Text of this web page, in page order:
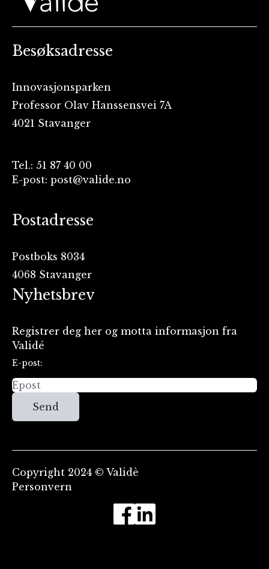
Besøksadresse
Innovasjonsparken
Professor Olav Hanssensvei 7A
4021 Stavanger
Tel.: 51 87 40 00
E-post: post@valide.no
Postadresse
Postboks 8034
4068 Stavanger
Nyhetsbrev
Registrer deg her og motta informasjon fra
Validé
E-post:
Send
Copyright 2024 © Validè
Personvern